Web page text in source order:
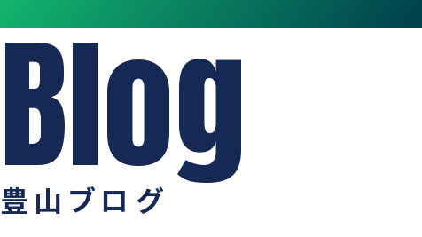
豊山ブログ